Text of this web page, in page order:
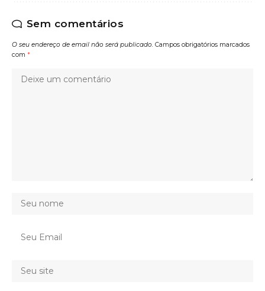
Sem comentários
O seu endereço de email não será publicado. Campos obrigatórios marcados
com *